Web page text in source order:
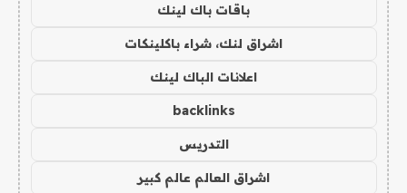
باقات باك لينك
اشراق لنك، شراء باكلينكات
اعلانات الباك لينك
backlinks
التدريس
اشراق العالم عالم كبير